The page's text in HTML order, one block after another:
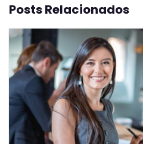
Posts Relacionados